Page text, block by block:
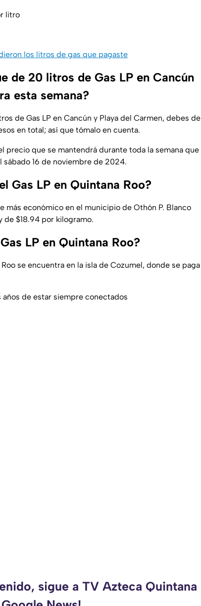
litro
los litros de gas que pagaste
de 20 litros de Gas LP en Cancún
esta semana?
de Gas LP en Cancún y Playa del Carmen, debes de
en total; así que tómalo en cuenta.
precio que se mantendrá durante toda la semana que
sábado 16 de noviembre de 2024.
Gas LP en Quintana Roo?
más económico en el municipio de Othón P. Blanco
$18.94 por kilogramo.
LP en Quintana Roo?
se encuentra en la isla de Cozumel, donde se paga
de estar siempre conectados
sigue a TV Azteca Quintana